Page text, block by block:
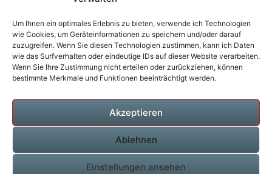
Um Ihnen ein optimales Erlebnis zu bieten, verwende ich Technologien
wie Cookies, um Geräteinformationen zu speichern und/oder darauf
zuzugreifen. Wenn Sie diesen Technologien zustimmen, kann ich Daten
wie das Surfverhalten oder eindeutige IDs auf dieser Website verarbeiten.
Wenn Sie Ihre Zustimmung nicht erteilen oder zurückziehen, können
bestimmte Merkmale und Funktionen beeinträchtigt werden.
Akzeptieren
Ablehnen
Einstellungen ansehen